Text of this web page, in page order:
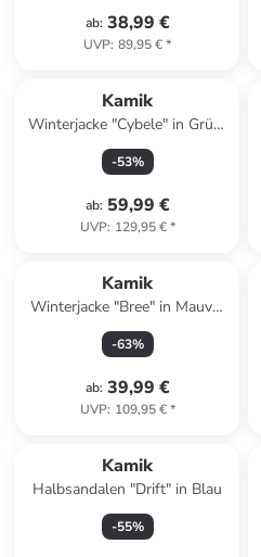
ab: 38,99 €
UVP: 89,95 €*
Kamik
Winterjacke "Cybele" in Grün/
Rosa
-53%
ab: 59,99 €
UVP: 129,95 €*
Kamik
Winterjacke "Bree" in Mauve/
Dunkelblau
-63%
ab: 39,99 €
UVP: 109,95 €*
Kamik
Halbsandalen "Drift" in Blau
-55%